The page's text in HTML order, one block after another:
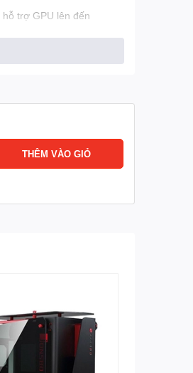
trợ GPU lên đến
LAN party.
kế tối ưu cho người
THÊM VÀO GIỎ